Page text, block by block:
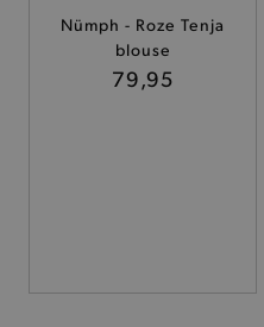
Nümph - Roze Tenja
blouse
79,95TARGETING